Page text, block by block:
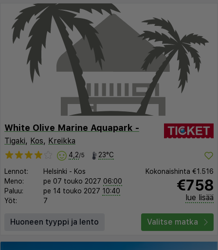
White Olive Marine Aquapark -
Tigaki, Kos, Kreikka
4,2/5 23°C
Lennot: Helsinki - Kos
Meno:
pe 07 touko 2027 06:00
Paluu:
pe 14 touko 2027 10:40
Yöt:
7
Kokonaishinta €1.516
€758
lue lisää
Huoneen tyyppi ja lento Valitse matka